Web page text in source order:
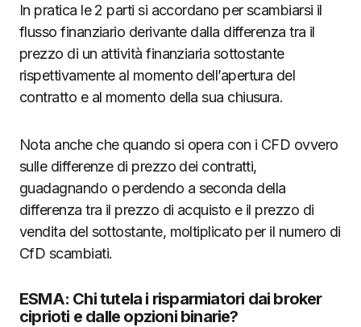
In pratica le 2 parti si accordano per scambiarsi il
flusso finanziario derivante dalla differenza tra il
prezzo di un attività finanziaria sottostante
rispettivamente al momento dell’apertura del
contratto e al momento della sua chiusura.
Nota anche che quando si opera con i CFD ovvero
sulle differenze di prezzo dei contratti,
guadagnando o perdendo a seconda della
differenza tra il prezzo di acquisto e il prezzo di
vendita del sottostante, moltiplicato per il numero di
CfD scambiati.
ESMA: Chi tutela i risparmiatori dai broker
ciprioti e dalle opzioni binarie?